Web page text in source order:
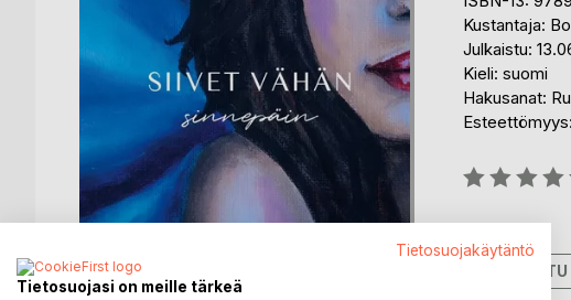
Kustantaja:
Julkaistu:
Kieli: suomi
Hakusanat:
Arvostelu::
Saatavilla::
Tietosuojakäytäntö
Tietosuojasi on meille tärkeä